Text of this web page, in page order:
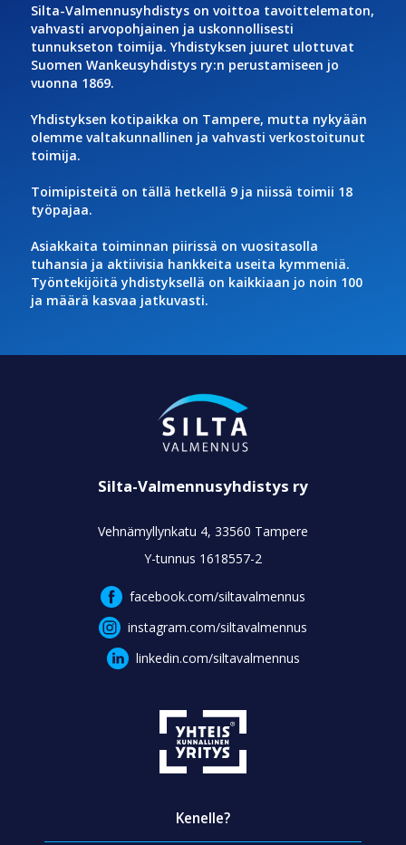
Silta-Valmennusyhdistys on voittoa tavoittelematon,
vahvasti arvopohjainen ja uskonnollisesti
tunnukseton toimija. Yhdistyksen juuret ulottuvat
Suomen Wankeusyhdistys ry:n perustamiseen jo
vuonna 1869.
Yhdistyksen kotipaikka on Tampere, mutta nykyään
olemme valtakunnallinen ja vahvasti verkostoitunut
toimija.
Toimipisteitä on tällä hetkellä 9 ja niissä toimii 18
työpajaa.
Asiakkaita toiminnan piirissä on vuositasolla
tuhansia ja aktiivisia hankkeita useita kymmeniä.
Työntekijöitä yhdistyksellä on kaikkiaan jo noin 100
ja määrä kasvaa jatkuvasti.
Silta-Valmennusyhdistys ry
Vehnämyllynkatu 4, 33560 Tampere
Y-tunnus 1618557-2
facebook.com/siltavalmennus
instagram.com/siltavalmennus
linkedin.com/siltavalmennus
Kenelle?